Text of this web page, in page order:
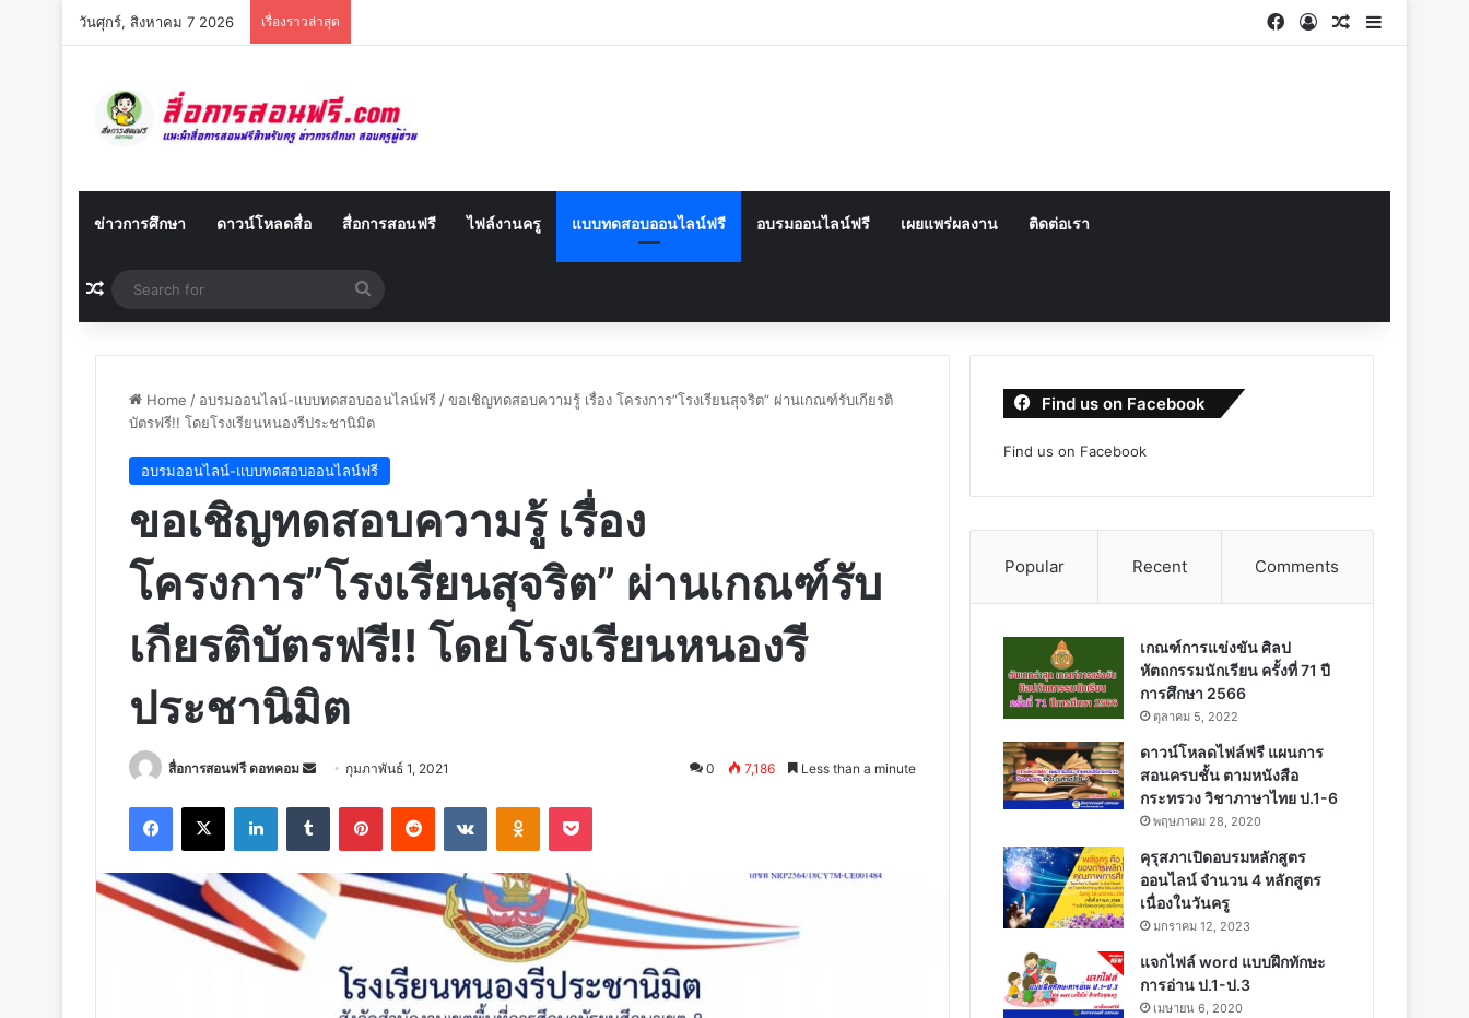
วันศุกร์, สิงหาคม 7 2026 เรื่องราวล่าสุด Facebook
Log InRandom
Sidebar
ข่าวการศึกษา ดาวน์โหลดสื่อ สื่อการสอนฟรี ไฟล์งานครู แบบทดสอบออนไลน์ฟรี อบรมออนไลน์ฟรี เผยแพร่ผลงาน ติดต่อเรา
Random Article
for
Home / อบรมออนไลน์-แบบทดสอบออนไลน์ฟรี /ขอเชิญทดสอบความรู้ เรื่อง โครงการ”โรงเรียนสุจริต” ผ่านเกณฑ์รับเกียรติ
บัตรฟรี!! โดยโรงเรียนหนองรีประชานิมิต
อบรมออนไลน์-แบบทดสอบออนไลน์ฟรี
ขอเชิญทดสอบความรู้ เรื่อง
โครงการ”โรงเรียนสุจริต” ผ่านเกณฑ์รับ
เกียรติบัตรฟรี!! โดยโรงเรียนหนองรี
ประชานิมิต
สื่อการสอนฟรี ดอทคอม
Send กุมภาพันธ์ 1, 2021 0 7,186 Less than a minute
Facebook
X LinkedInTumblr PinterestReddit VKontakteOdnoklassniki
Pocket
Find us on Facebook
Find us on Facebook
Popular Recent Comments
เกณฑ์การแข่งขัน ศิลป
หัตถกรรมนักเรียน ครั้งที่ 71 ปี
การศึกษา 2566
ตุลาคม 5, 2022
ดาวน์โหลดไฟล์ฟรี แผนการ
สอนครบชั้น ตามหนังสือ
กระทรวง วิชาภาษาไทย ป.1-6
พฤษภาคม 28, 2020
คุรุสภาเปิดอบรมหลักสูตร
ออนไลน์ จำนวน 4 หลักสูตร
เนื่องในวันครู
มกราคม 12, 2023
แจกไฟล์ word แบบฝึกทักษะ
การอ่าน ป.1-ป.3
เมษายน 6, 2020